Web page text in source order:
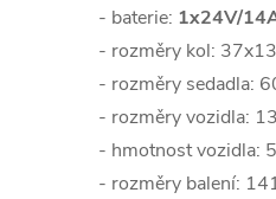
- baterie: 1x24V/
- rozměry kol:
- rozměry sedadla:
- rozměry vozidla:
- hmotnost vozidla:
- rozměry balení: